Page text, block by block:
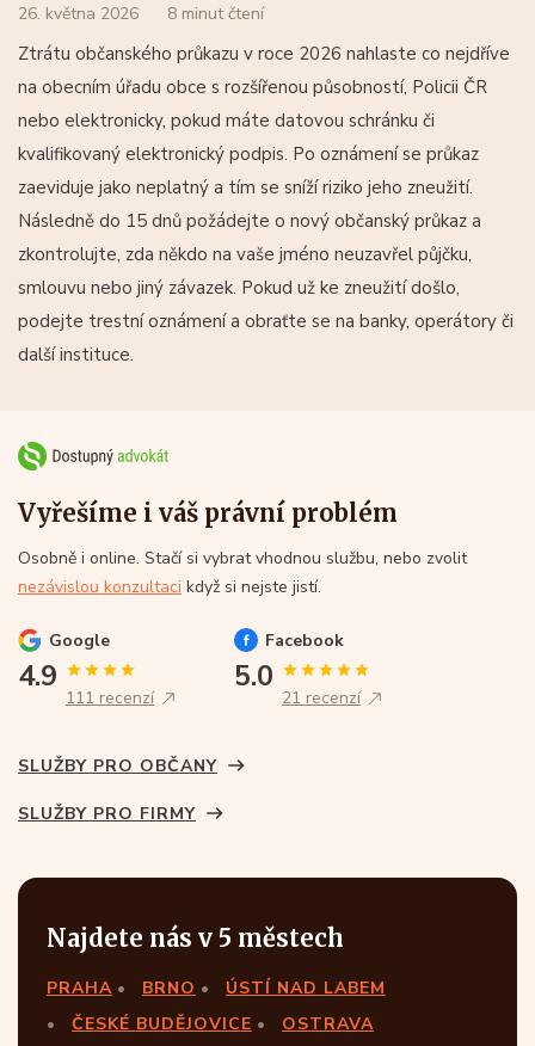
26. května 2026 8 minut čtení
Ztrátu občanského průkazu v roce 2026 nahlaste co nejdříve
na obecním úřadu obce s rozšířenou působností, Policii ČR
nebo elektronicky, pokud máte datovou schránku či
kvalifikovaný elektronický podpis. Po oznámení se průkaz
zaeviduje jako neplatný a tím se sníží riziko jeho zneužití.
Následně do 15 dnů požádejte o nový občanský průkaz a
zkontrolujte, zda někdo na vaše jméno neuzavřel půjčku,
smlouvu nebo jiný závazek. Pokud už ke zneužití došlo,
podejte trestní oznámení a obraťte se na banky, operátory či
další instituce.
Vyřešíme i váš právní problém
Osobně i online. Stačí si vybrat vhodnou službu, nebo zvolit
nezávislou konzultaci když si nejste jistí.
Google
4.9
111 recenzí
Facebook
5.0
21 recenzí
SLUŽBY PRO OBČANY
SLUŽBY PRO FIRMY
Najdete nás v 5 městech
PRAHA BRNO
ÚSTÍ NAD LABEM
ČESKÉ BUDĚJOVICE
OSTRAVA